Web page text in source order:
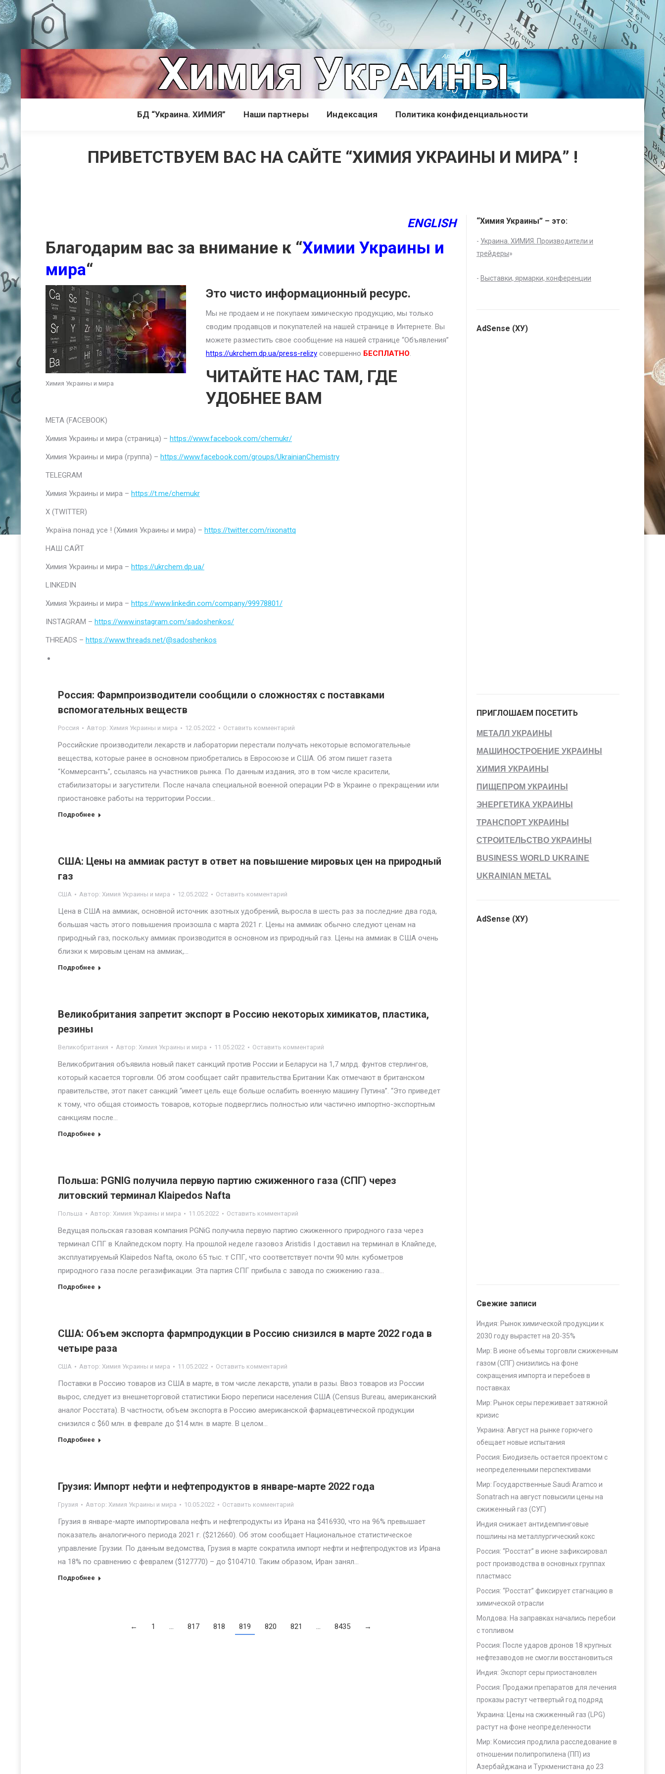
БД “Украина. ХИМИЯ” Наши партнеры Индексация Политика конфиденциальности
ПРИВЕТСТВУЕМ ВАС НА САЙТЕ “ХИМИЯ УКРАИНЫ И МИРА” !
ENGLISH
Благодарим вас за внимание к “Химии Украины и
мира“
Химия Украины и мира
Это чисто информационный ресурс.
Мы не продаем и не покупаем химическую продукцию, мы только
сводим продавцов и покупателей на нашей странице в Интернете. Вы
можете разместить свое сообщение на нашей странице “Объявления”
https://ukrchem.dp.ua/press-relizy совершенно БЕСПЛАТНО.
ЧИТАЙТЕ НАС ТАМ, ГДЕ
УДОБНЕЕ ВАМ
META (FACEBOOK)
Химия Украины и мира (страница) – https://www.facebook.com/chemukr/
Химия Украины и мира (группа) – https://www.facebook.com/groups/UkrainianChemistry
TELEGRAM
Химия Украины и мира – https://t.me/chemukr
Х (TWITTER)
Україна понад усе ! (Химия Украины и мира) – https://twitter.com/rixonattq
НАШ САЙТ
Химия Украины и мира – https://ukrchem.dp.ua/
LINKEDIN
Химия Украины и мира – https://www.linkedin.com/company/99978801/
INSTAGRAM – https://www.instagram.com/sadoshenkos/
THREADS – https://www.threads.net/@sadoshenkos
Россия: Фармпроизводители сообщили о сложностях с поставками
вспомогательных веществ
Россия Автор: Химия Украины и мира 12.05.2022 Оставить комментарий
Российские производители лекарств и лаборатории перестали получать некоторые вспомогательные
вещества, которые ранее в основном приобретались в Евросоюзе и США. Об этом пишет газета
“Коммерсантъ”, ссылаясь на участников рынка. По данным издания, это в том числе красители,
стабилизаторы и загустители. После начала специальной военной операции РФ в Украине о прекращении или
приостановке работы на территории России…
Подробнее
США: Цены на аммиак растут в ответ на повышение мировых цен на природный
газ
США Автор: Химия Украины и мира 12.05.2022 Оставить комментарий
Цена в США на аммиак, основной источник азотных удобрений, выросла в шесть раз за последние два года,
большая часть этого повышения произошла с марта 2021 г. Цены на аммиак обычно следуют ценам на
природный газ, поскольку аммиак производится в основном из природный газ. Цены на аммиак в США очень
близки к мировым ценам на аммиак,…
Подробнее
Великобритания запретит экспорт в Россию некоторых химикатов, пластика,
резины
Великобритания Автор: Химия Украины и мира 11.05.2022 Оставить комментарий
Великобритания объявила новый пакет санкций против России и Беларуси на 1,7 млрд. фунтов стерлингов,
который касается торговли. Об этом сообщает сайт правительства Британии Как отмечают в британском
правительстве, этот пакет санкций “имеет цель еще больше ослабить военную машину Путина”. “Это приведет
к тому, что общая стоимость товаров, которые подверглись полностью или частично импортно-экспортным
санкциям после…
Подробнее
Польша: PGNIG получила первую партию сжиженного газа (СПГ) через
литовский терминал Klaipedos Nafta
Польша Автор: Химия Украины и мира 11.05.2022 Оставить комментарий
Ведущая польская газовая компания PGNiG получила первую партию сжиженного природного газа через
терминал СПГ в Клайпедском порту. На прошлой неделе газовоз Aristidis I доставил на терминал в Клайпеде,
эксплуатируемый Klaipedos Nafta, около 65 тыс. т СПГ, что соответствует почти 90 млн. кубометров
природного газа после регазификации. Эта партия СПГ прибыла с завода по сжижению газа…
Подробнее
США: Объем экспорта фармпродукции в Россию снизился в марте 2022 года в
четыре раза
США Автор: Химия Украины и мира 11.05.2022 Оставить комментарий
Поставки в Россию товаров из США в марте, в том числе лекарств, упали в разы. Ввоз товаров из России
вырос, следует из внешнеторговой статистики Бюро переписи населения США (Census Bureau, американский
аналог Росстата). В частности, объем экспорта в Россию американской фармацевтической продукции
снизился с $60 млн. в феврале до $14 млн. в марте. В целом…
Подробнее
Грузия: Импорт нефти и нефтепродуктов в январе-марте 2022 года
Грузия Автор: Химия Украины и мира 10.05.2022 Оставить комментарий
Грузия в январе-марте импортировала нефть и нефтепродукты из Ирана на $416930, что на 96% превышает
показатель аналогичного периода 2021 г. ($212660). Об этом сообщает Национальное статистическое
управление Грузии. По данным ведомства, Грузия в марте сократила импорт нефти и нефтепродуктов из Ирана
на 18% по сравнению с февралем ($127770) – до $104710. Таким образом, Иран занял…
Подробнее
← 1 … 817 818 819 820 821 … 8435 →
“Химия Украины” – это:
- Украина. ХИМИЯ. Производители и
трейдеры»
- Выставки, ярмарки, конференции
AdSense (ХУ)
ПРИГЛОШАЕМ ПОСЕТИТЬ
МЕТАЛЛ УКРАИНЫ
МАШИНОСТРОЕНИЕ УКРАИНЫ
ХИМИЯ УКРАИНЫ
ПИЩЕПРОМ УКРАИНЫ
ЭНЕРГЕТИКА УКРАИНЫ
ТРАНСПОРТ УКРАИНЫ
СТРОИТЕЛЬСТВО УКРАИНЫ
BUSINESS WORLD UKRAINE
UKRAINIAN METAL
AdSense (ХУ)
Свежие записи
Индия: Рынок химической продукции к
2030 году вырастет на 20-35%
Мир: В июне объемы торговли сжиженным
газом (СПГ) снизились на фоне
сокращения импорта и перебоев в
поставках
Мир: Рынок серы переживает затяжной
кризис
Украина: Август на рынке горючего
обещает новые испытания
Россия: Биодизель остается проектом с
неопределенными перспективами
Мир: Государственные Saudi Aramco и
Sonatrach на август повысили цены на
сжиженный газ (СУГ)
Индия снижает антидемпинговые
пошлины на металлургический кокс
Россия: “Росстат” в июне зафиксировал
рост производства в основных группах
пластмасс
Россия: “Росстат” фиксирует стагнацию в
химической отрасли
Молдова: На заправках начались перебои
с топливом
Россия: После ударов дронов 18 крупных
нефтезаводов не смогли восстановиться
Индия: Экспорт серы приостановлен
Россия: Продажи препаратов для лечения
проказы растут четвертый год подряд
Украина: Цены на сжиженный газ (LPG)
растут на фоне неопределенности
Мир: Комиссия продлила расследование в
отношении полипропилена (ПП) из
Азербайджана и Туркменистана до 23